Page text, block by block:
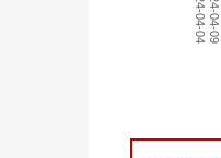
2024-04-042024-04-09